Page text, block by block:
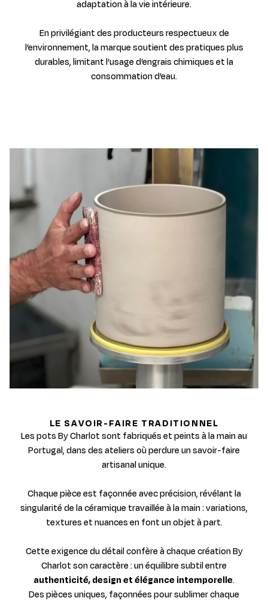
adaptation à la vie intérieure.
En privilégiant des producteurs respectueux de
l’environnement, la marque soutient des pratiques plus
durables, limitant l’usage d’engrais chimiques et la
consommation d’eau.
LE SAVOIR-FAIRE TRADITIONNEL
Les pots By Charlot sont fabriqués et peints à la main au
Portugal, dans des ateliers où perdure un savoir-faire
artisanal unique.
Chaque pièce est façonnée avec précision, révélant la
singularité de la céramique travaillée à la main : variations,
textures et nuances en font un objet à part.
Cette exigence du détail confère à chaque création By
Charlot son caractère : un équilibre subtil entre
authenticité, design et élégance intemporelle.
Des pièces uniques, façonnées pour sublimer chaque